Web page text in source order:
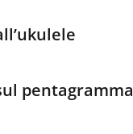
pentagramma